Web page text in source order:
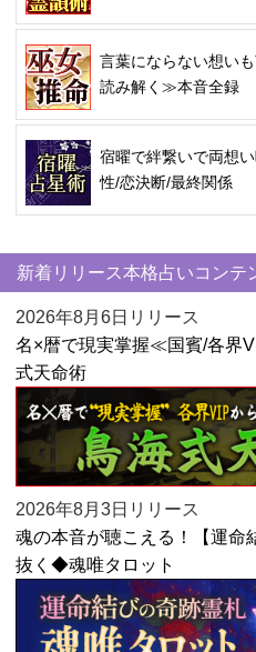
言葉にならない想い
読み解く≫本音全録
宿曜で絆繋いで両想
性/恋決断/最終関係
新着リリース本格占いコンテ
2026年8月6日リリース
名×暦で現実掌握≪国賓/各界
式天命術
2026年8月3日リリース
魂の本音が聴こえる！【運命
抜く◆魂唯タロット